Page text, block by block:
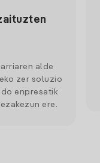
alde
zer soluzio
enpresatik
ere.